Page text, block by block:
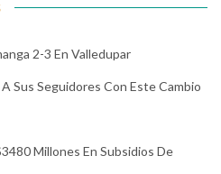
2-3 En Valledupar
Sus Seguidores Con Este Cambio
Millones En Subsidios De